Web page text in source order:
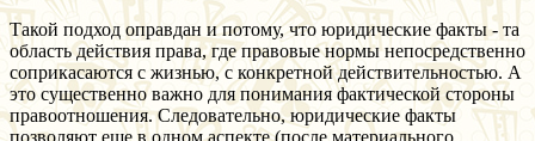
Такой подход оправдан и потому, что юридические факты - та
область действия права, где правовые нормы непосредственно
соприкасаются с жизнью, с конкретной действительностью. А
это существенно важно для понимания фактической стороны
правоотношения. Следовательно, юридические факты
позволяют еще в одном аспекте (после материального